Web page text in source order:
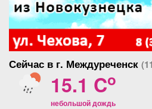
Сейчас в г. Междуреченск
15.1 Co
небольшой дождь